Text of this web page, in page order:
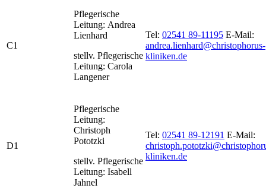
C1
Pflegerische
Leitung: Andrea
Lienhard
stellv. Pflegerische
Leitung: Carola
Langener
Tel: 02541 89-11195 E-Mail:
andrea.lienhard@christophorus-
kliniken.de
D1
Pflegerische
Leitung:
Christoph
Pototzki
stellv. Pflegerische
Leitung: Isabell
Jahnel
Tel: 02541 89-12191 E-Mail:
kliniken.de